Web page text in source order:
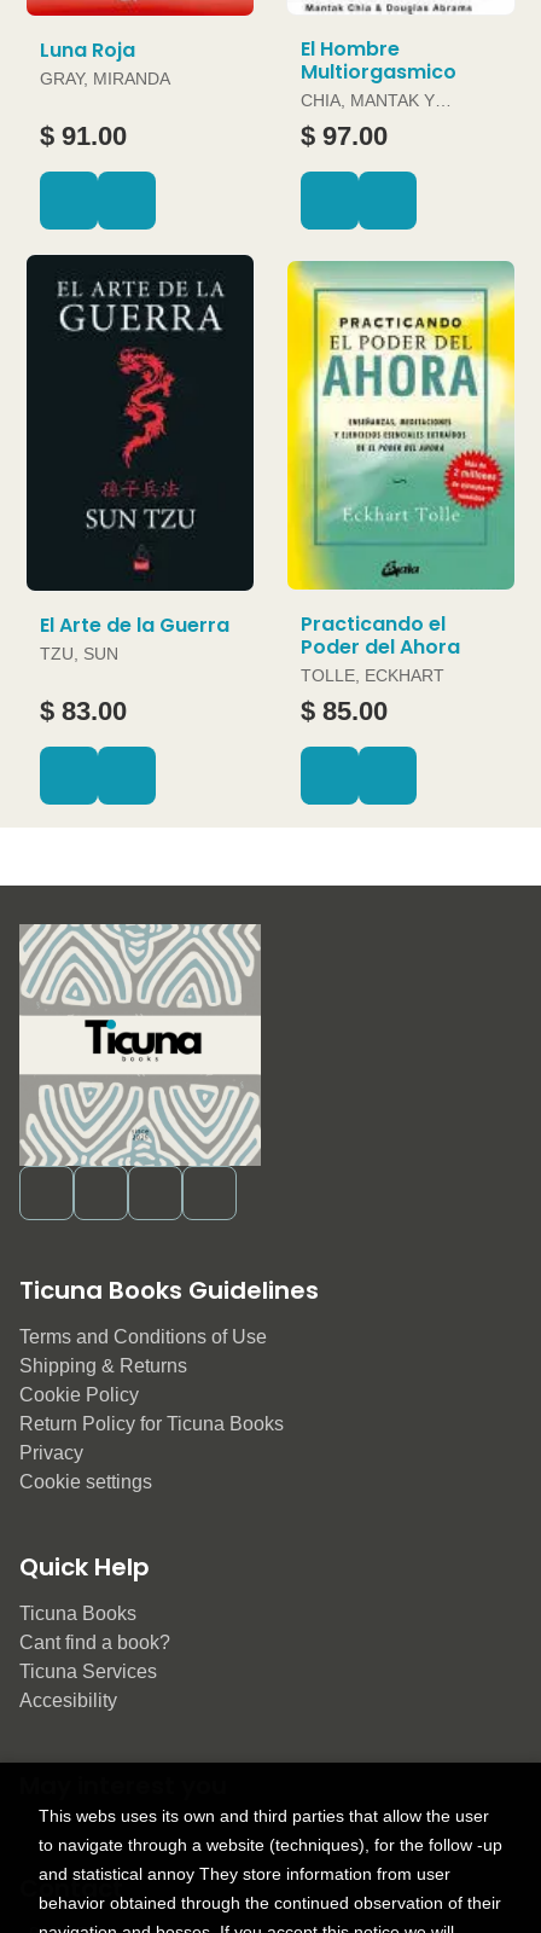
Luna Roja
GRAY, MIRANDA
$ 91.00
El Hombre
Multiorgasmico
CHIA, MANTAK Y
DOUGLAS ABRAMS
$ 97.00
El Arte de la Guerra
TZU, SUN
$ 83.00
Practicando el
Poder del Ahora
TOLLE, ECKHART
$ 85.00
Ticuna Books Guidelines
Terms and Conditions of Use
Shipping & Returns
Cookie Policy
Return Policy for Ticuna Books
Privacy
Cookie settings
Quick Help
Ticuna Books
Cant find a book?
Ticuna Services
Accesibility
Contact
This webs uses its own and third parties that allow the user
to navigate through a website (techniques), for the follow -up
and statistical annoy They store information from user
behavior obtained through the continued observation of their